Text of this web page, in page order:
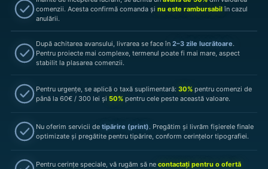
comenzii. Acesta confirmă comanda și nu este rambursabil în cazul
anulării.
După achitarea avansului, livrarea se face în 2–3 zile lucrătoare.
Pentru proiecte mai complexe, termenul poate fi mai mare, aspect
stabilit la plasarea comenzii.
Pentru urgențe, se aplică o taxă suplimentară: 30% pentru comenzi de
până la 60€ / 300 lei și 50% pentru cele peste această valoare.
Nu oferim servicii de tipărire (print). Pregătim și livrăm fișierele finale
optimizate și pregătite pentru tipărire, conform cerințelor tipografiei.
Pentru cerințe speciale, vă rugăm să ne contactați pentru o ofertă